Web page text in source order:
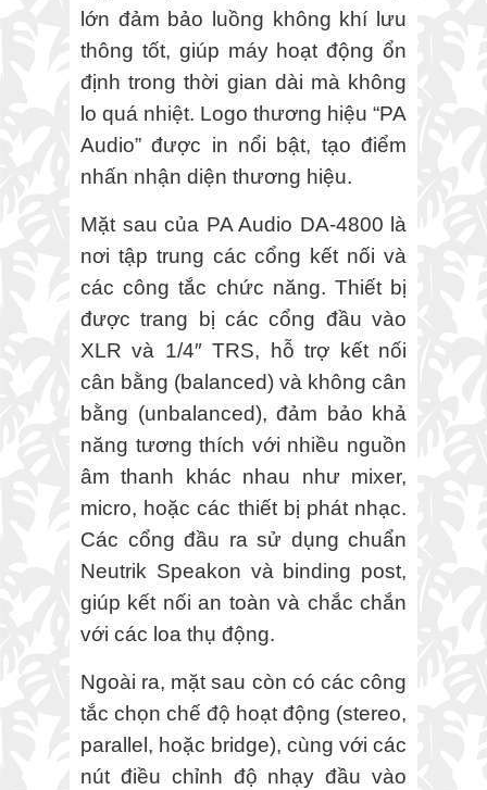
lớn đảm bảo luồng không khí lưu
thông tốt, giúp máy hoạt động ổn
định trong thời gian dài mà không
lo quá nhiệt. Logo thương hiệu “PA
Audio” được in nổi bật, tạo điểm
nhấn nhận diện thương hiệu.
Mặt sau của PA Audio DA-4800 là
nơi tập trung các cổng kết nối và
các công tắc chức năng. Thiết bị
được trang bị các cổng đầu vào
XLR và 1/4″ TRS, hỗ trợ kết nối
cân bằng (balanced) và không cân
bằng (unbalanced), đảm bảo khả
năng tương thích với nhiều nguồn
âm thanh khác nhau như mixer,
micro, hoặc các thiết bị phát nhạc.
Các cổng đầu ra sử dụng chuẩn
Neutrik Speakon và binding post,
giúp kết nối an toàn và chắc chắn
với các loa thụ động.
Ngoài ra, mặt sau còn có các công
tắc chọn chế độ hoạt động (stereo,
parallel, hoặc bridge), cùng với các
nút điều chỉnh độ nhạy đầu vào